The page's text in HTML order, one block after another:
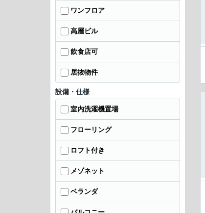
ワンフロア
高層ビル
飲食店可
居抜物件
設備・仕様
室内洗濯機置場
フローリング
ロフト付き
メゾネット
ベランダ